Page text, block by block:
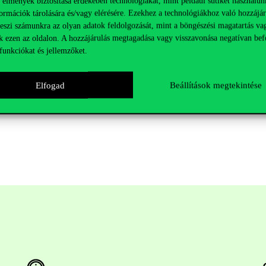
tárolására és/vagy elérésére. Ezekhez a technológiákhoz való
számunkra az olyan adatok feldolgozását, mint a böngészési magatartás
ezen az oldalon. A hozzájárulás megtagadása vagy visszavonása negatívan
és jellemzőket.
Elfogad Beállítások megtekintése
dokumentumok
1.cb4_.pdf
és a füzet megjelenését Tanárképzők Szövetsége támogatta.